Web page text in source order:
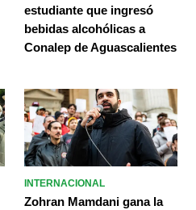
estudiante que ingresó
bebidas alcohólicas a
Conalep de Aguascalientes
INTERNACIONAL
Zohran Mamdani gana la